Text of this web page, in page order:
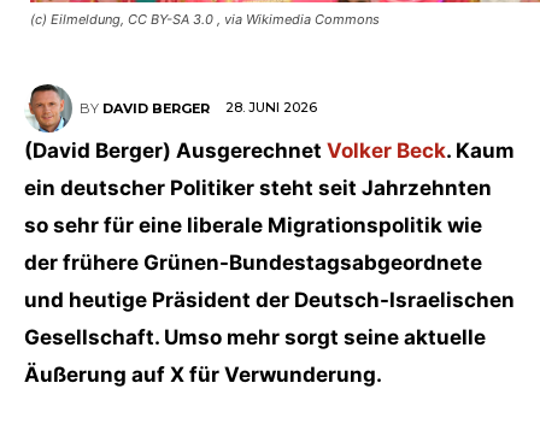
(c) Eilmeldung, CC BY-SA 3.0 , via Wikimedia Commons
BY DAVID BERGER 28. JUNI 2026
(David Berger) Ausgerechnet Volker Beck. Kaum
ein deutscher Politiker steht seit Jahrzehnten
so sehr für eine liberale Migrationspolitik wie
der frühere Grünen-Bundestagsabgeordnete
und heutige Präsident der Deutsch-Israelischen
Gesellschaft. Umso mehr sorgt seine aktuelle
Äußerung auf X für Verwunderung.